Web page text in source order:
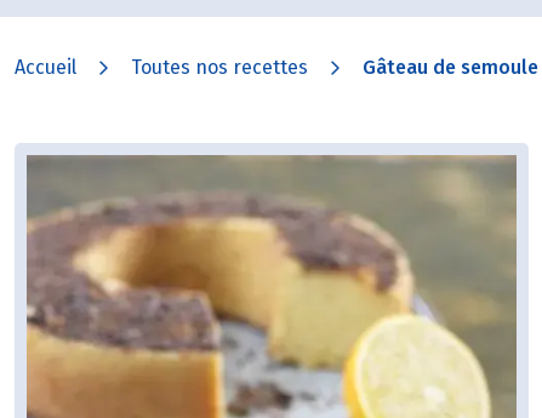
Accueil Toutes nos recettes Gâteau de semoule